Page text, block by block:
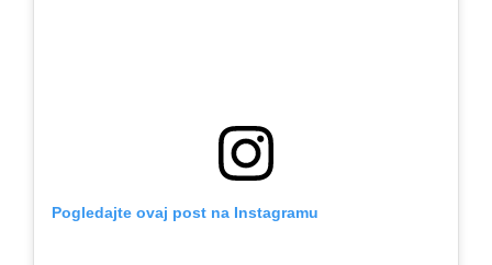
Pogledajte ovaj post na Instagramu